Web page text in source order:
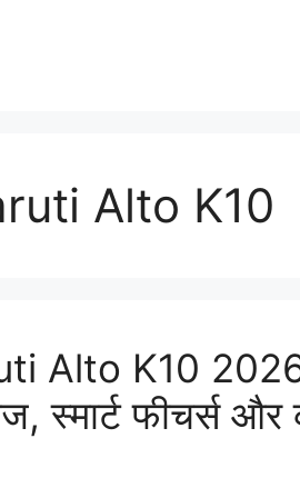
Alto K10
Alto K10
स्मार्ट फीचर्स